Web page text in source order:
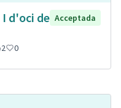
d'oci de Acceptada
2 0